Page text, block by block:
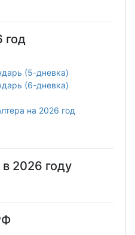
год
(5-дневка)
(6-дневка)
на 2026 год
2026 году